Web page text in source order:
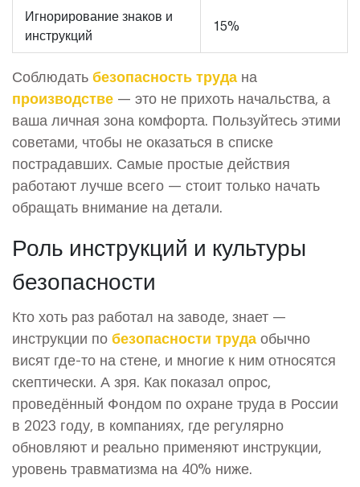
Игнорирование знаков и
инструкций
15%
Соблюдать безопасность труда на
производстве — это не прихоть начальства, а
ваша личная зона комфорта. Пользуйтесь этими
советами, чтобы не оказаться в списке
пострадавших. Самые простые действия
работают лучше всего — стоит только начать
обращать внимание на детали.
Роль инструкций и культуры
безопасности
Кто хоть раз работал на заводе, знает —
инструкции по безопасности труда обычно
висят где-то на стене, и многие к ним относятся
скептически. А зря. Как показал опрос,
проведённый Фондом по охране труда в России
в 2023 году, в компаниях, где регулярно
обновляют и реально применяют инструкции,
уровень травматизма на 40% ниже.